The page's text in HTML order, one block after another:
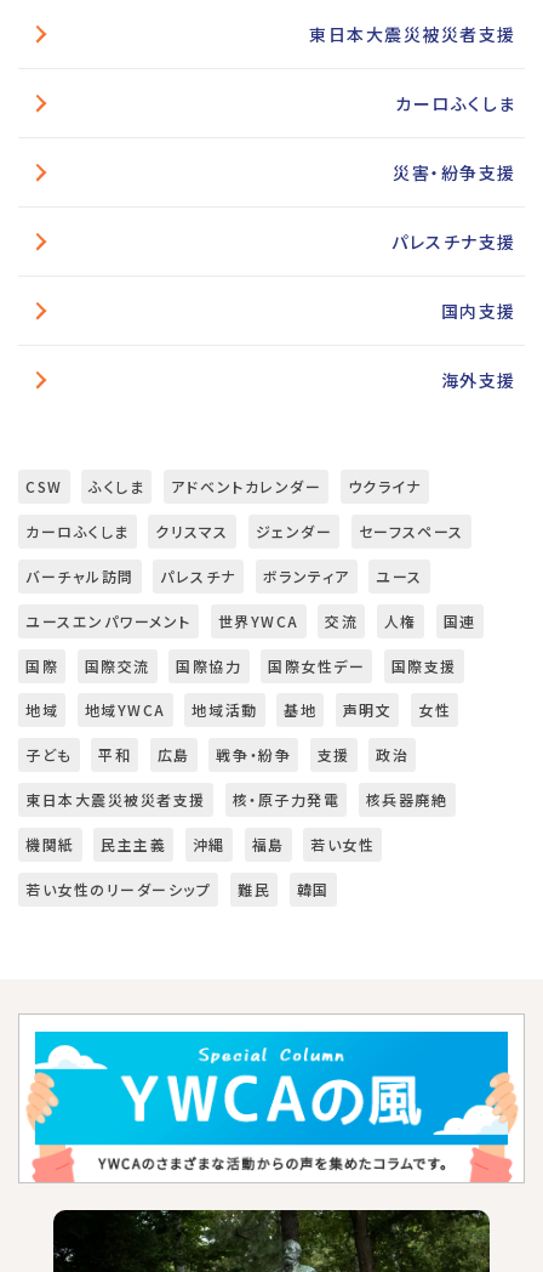
東日本大震災被災者支援
カーロふくしま
災害・紛争支援
パレスチナ支援
国内支援
海外支援
CSW ふくしま アドベントカレンダー ウクライナ
カーロふくしま クリスマス ジェンダー セーフスペース
バーチャル訪問 パレスチナ ボランティア ユース
ユースエンパワーメント 世界YWCA 交流 人権 国連
国際 国際交流 国際協力 国際女性デー 国際支援
地域 地域YWCA 地域活動 基地 声明文 女性
子ども 平和 広島 戦争・紛争 支援 政治
東日本大震災被災者支援 核・原子力発電 核兵器廃絶
機関紙 民主主義 沖縄 福島 若い女性
若い女性のリーダーシップ 難民 韓国